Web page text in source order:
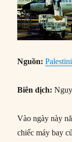
Nguồn:
Biên dịch:
Vào ngày này
chiếc máy bay